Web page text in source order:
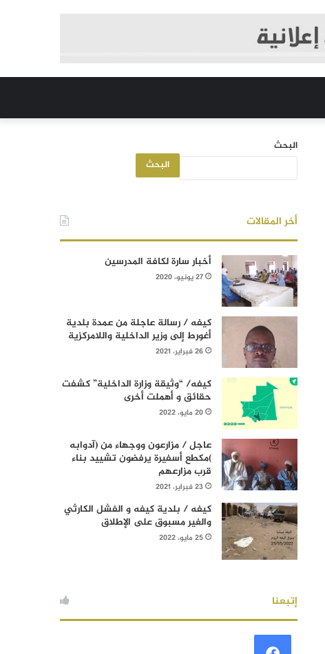
البحث
البحث
أخر المقالات
أخبار سارة لكافة المدرسين
27 يونيو، 2020
كيفه / رسالة عاجلة من عمدة بلدية
أغورط إلى وزير الداخلية واللامركزية
26 فبراير، 2021
كيفه/ “وثيقة وزارة الداخلية” كشفت
حقائق و أهملت أخرى
20 مايو، 2022
عاجل / مزارعون ووجهاء من (آدوابه
)مكطع أسفيرة يرفضون تشييد بناء
قرب مزارعهم
23 فبراير، 2021
كيفه / بلدية كيفه و الفشل الكارثي
والغير مسبوق على الإطلاق
25 مايو، 2022
إتبعنا